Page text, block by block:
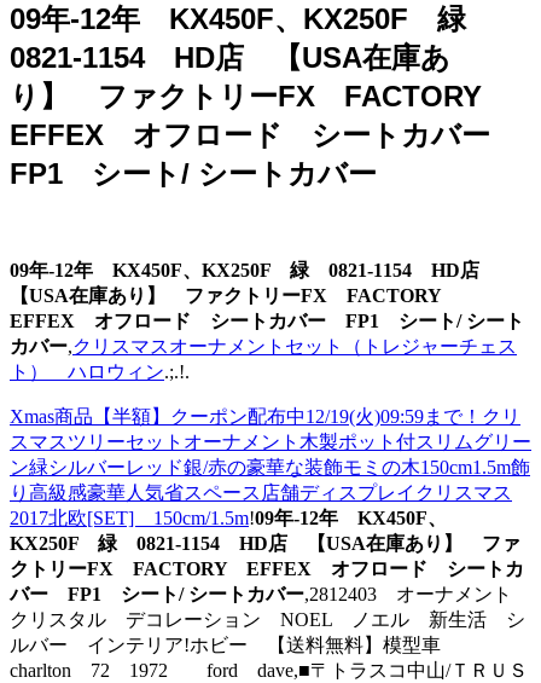
09年-12年 KX450F、KX250F 緑
0821-1154 HD店 【USA在庫あ
り】 ファクトリーFX FACTORY
EFFEX オフロード シートカバー
FP1 シート/ シートカバー
09年-12年 KX450F、KX250F 緑 0821-1154 HD店
【USA在庫あり】 ファクトリーFX FACTORY
EFFEX オフロード シートカバー FP1 シート/ シート
カバー,クリスマスオーナメントセット（トレジャーチェス
ト） ハロウィン.;.!.
Xmas商品【半額】クーポン配布中12/19(火)09:59まで！クリ
スマスツリーセットオーナメント木製ポット付スリムグリー
ン緑シルバーレッド銀/赤の豪華な装飾モミの木150cm1.5m飾
り高級感豪華人気省スペース店舗ディスプレイクリスマス
2017北欧[SET] 150cm/1.5m!09年-12年 KX450F、
KX250F 緑 0821-1154 HD店 【USA在庫あり】 ファ
クトリーFX FACTORY EFFEX オフロード シートカ
バー FP1 シート/ シートカバー,2812403 オーナメント
クリスタル デコレーション NOEL ノエル 新生活 シ
ルバー インテリア!ホビー 【送料無料】模型車
charlton 72 1972 ford dave,■〒トラスコ中山/ＴＲＵＳ